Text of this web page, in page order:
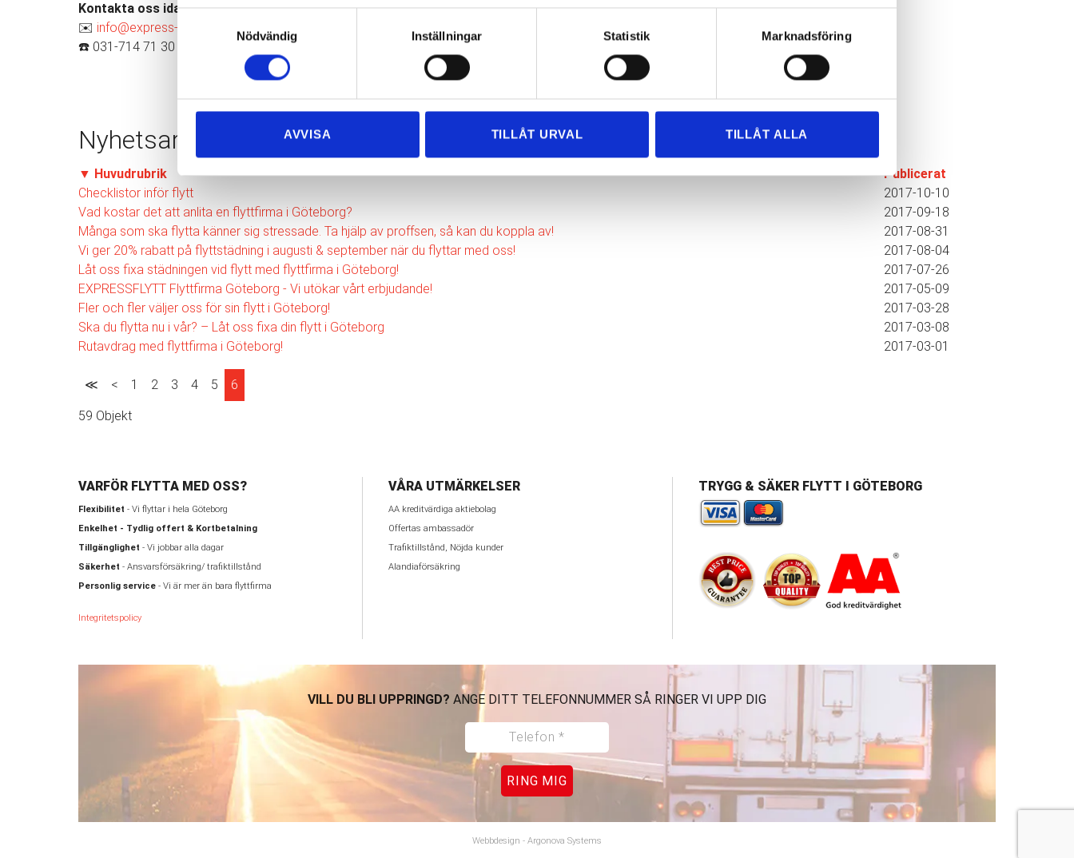
Samtyckesval
Nödvändig
Inställningar Statistik Marknadsföring
AVVISA TILLÅT URVAL TILLÅT ALLA
Kontakta oss idag!
✉️ info@express-flytt.com
☎️ 031-714 71 30
Nyhetsarkiv
▼ Huvudrubrik
Publicerat
Checklistor inför flytt
2017-10-10
Vad kostar det att anlita en flyttfirma i Göteborg?
2017-09-18
Många som ska flytta känner sig stressade. Ta hjälp av proffsen, så kan du koppla av!
2017-08-31
Vi ger 20% rabatt på flyttstädning i augusti & september när du flyttar med oss!
2017-08-04
Låt oss fixa städningen vid flytt med flyttfirma i Göteborg!
2017-07-26
EXPRESSFLYTT Flyttfirma Göteborg - Vi utökar vårt erbjudande!
2017-05-09
Fler och fler väljer oss för sin flytt i Göteborg!
2017-03-28
Ska du flytta nu i vår? – Låt oss fixa din flytt i Göteborg
2017-03-08
Rutavdrag med flyttfirma i Göteborg!
2017-03-01
≪ < 1 2 3 4 5 6
59 Objekt
VARFÖR FLYTTA MED OSS?
Flexibilitet - Vi flyttar i hela Göteborg
Enkelhet - Tydlig offert & Kortbetalning
Tillgänglighet - Vi jobbar alla dagar
Säkerhet - Ansvarsförsäkring/ trafiktillstånd
Personlig service- Vi är mer än bara flyttfirma
Integritetspolicy
VÅRA UTMÄRKELSER
AA kreditvärdiga aktiebolag
Offertas ambassadör
Trafiktillstånd, Nöjda kunder
Alandiaförsäkring
TRYGG & SÄKER FLYTT I GÖTEBORG
VILL DU BLI UPPRINGD? ANGE DITT TELEFONNUMMER SÅ RINGER VI UPP DIG
RING MIG
Webbdesign - Argonova Systems